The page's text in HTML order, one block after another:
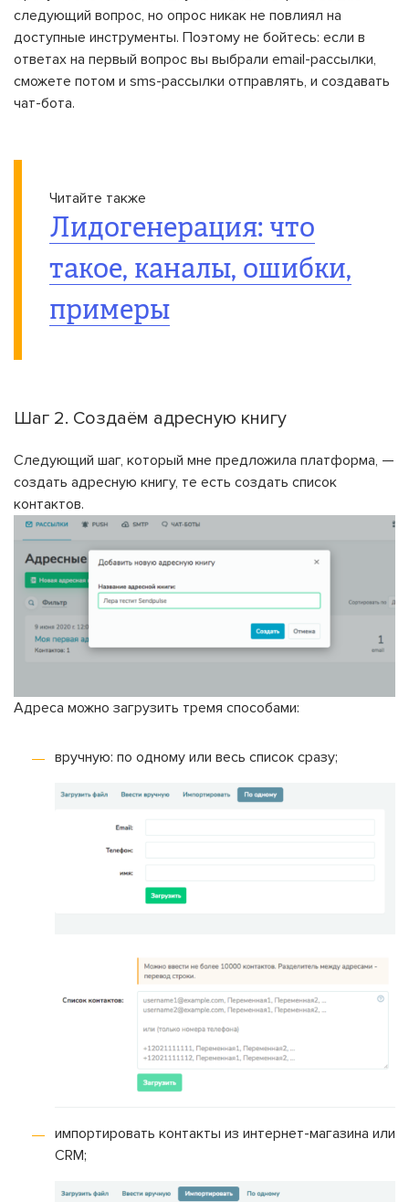
следующий вопрос, но опрос никак не повлиял на
доступные инструменты. Поэтому не бойтесь: если в
ответах на первый вопрос вы выбрали email-рассылки,
сможете потом и sms-рассылки отправлять, и создавать
чат-бота.
Читайте также
Лидогенерация: что
такое, каналы, ошибки,
примеры
Шаг 2. Создаём адресную книгу
Следующий шаг, который мне предложила платформа, —
создать адресную книгу, те есть создать список
контактов.
Адреса можно загрузить тремя способами:
вручную: по одному или весь список сразу;
импортировать контакты из интернет-магазина или
CRM;